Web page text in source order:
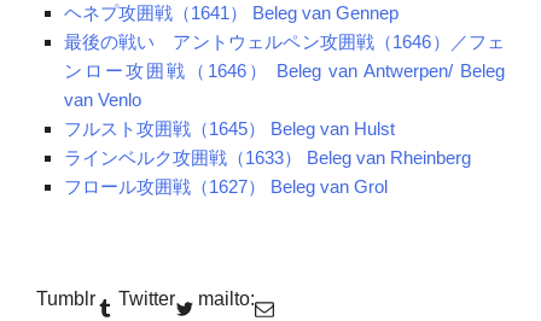
ヘネプ攻囲戦（1641） Beleg van Gennep
最後の戦い アントウェルペン攻囲戦（1646）／フェ
ンロー攻囲戦（1646） Beleg van Antwerpen/ Beleg
van Venlo
フルスト攻囲戦（1645） Beleg van Hulst
ラインベルク攻囲戦（1633） Beleg van Rheinberg
フロール攻囲戦（1627） Beleg van Grol
Tumblr Twitter mailto: